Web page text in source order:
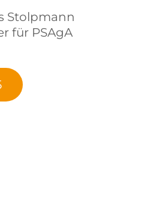
Stolpmann
für PSAgA